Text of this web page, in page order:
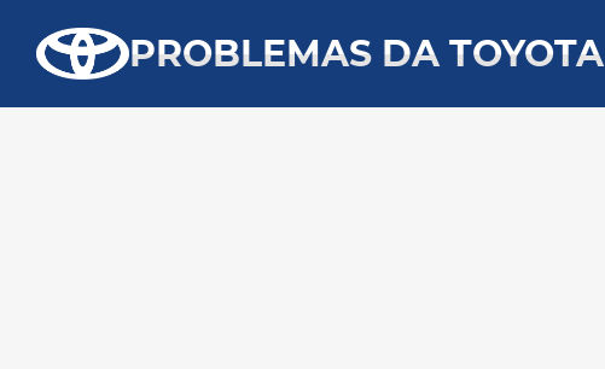
PROBLEMAS DA TOYOTA